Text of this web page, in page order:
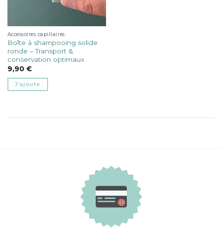
Accessoires capillaires
Boîte à shampooing solide
ronde – Transport &
conservation optimaux
9,90 €
J’ajoute